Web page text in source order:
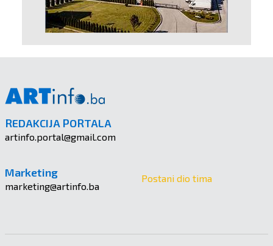
REDAKCIJA PORTALA
artinfo.portal@gmail.com
Marketing
marketing@artinfo.ba
Postani dio tima